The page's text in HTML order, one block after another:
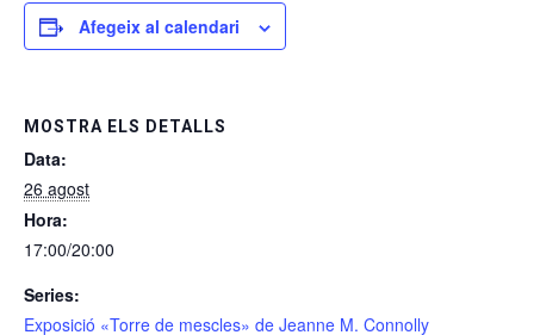
Afegeix al calendari
MOSTRA ELS DETALLS
Data:
26 agost
Hora:
17:00/20:00
Series:
Exposició «Torre de mescles» de Jeanne M. Connolly